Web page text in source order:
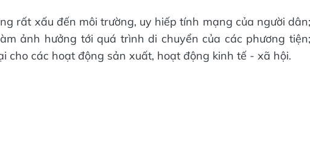
rất xấu đến môi trường, uy hiếp tính mạng của người dân;
ảnh hưởng tới quá trình di chuyển của các phương tiện;
cho các hoạt động sản xuất, hoạt động kinh tế - xã hội.